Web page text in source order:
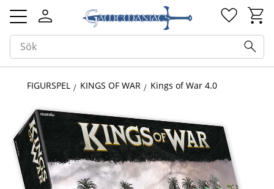
Meny
FIGURSPEL KINGS OF WAR Kings of War 4.0